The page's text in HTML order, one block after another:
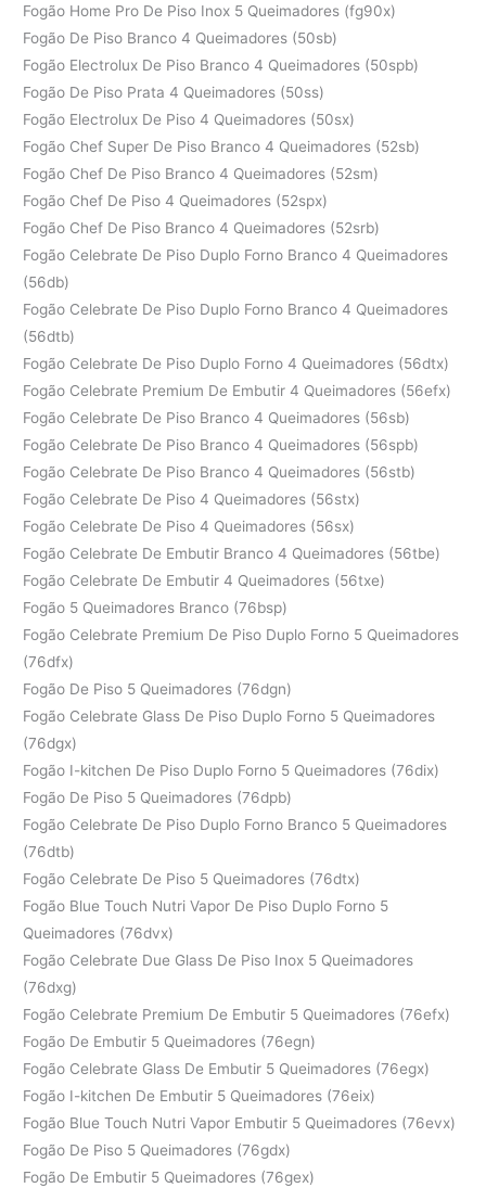
Fogão Home Pro De Piso Inox 5 Queimadores (fg90x)
Fogão De Piso Branco 4 Queimadores (50sb)
Fogão Electrolux De Piso Branco 4 Queimadores (50spb)
Fogão De Piso Prata 4 Queimadores (50ss)
Fogão Electrolux De Piso 4 Queimadores (50sx)
Fogão Chef Super De Piso Branco 4 Queimadores (52sb)
Fogão Chef De Piso Branco 4 Queimadores (52sm)
Fogão Chef De Piso 4 Queimadores (52spx)
Fogão Chef De Piso Branco 4 Queimadores (52srb)
Fogão Celebrate De Piso Duplo Forno Branco 4 Queimadores
(56db)
Fogão Celebrate De Piso Duplo Forno Branco 4 Queimadores
(56dtb)
Fogão Celebrate De Piso Duplo Forno 4 Queimadores (56dtx)
Fogão Celebrate Premium De Embutir 4 Queimadores (56efx)
Fogão Celebrate De Piso Branco 4 Queimadores (56sb)
Fogão Celebrate De Piso Branco 4 Queimadores (56spb)
Fogão Celebrate De Piso Branco 4 Queimadores (56stb)
Fogão Celebrate De Piso 4 Queimadores (56stx)
Fogão Celebrate De Piso 4 Queimadores (56sx)
Fogão Celebrate De Embutir Branco 4 Queimadores (56tbe)
Fogão Celebrate De Embutir 4 Queimadores (56txe)
Fogão 5 Queimadores Branco (76bsp)
Fogão Celebrate Premium De Piso Duplo Forno 5 Queimadores
(76dfx)
Fogão De Piso 5 Queimadores (76dgn)
Fogão Celebrate Glass De Piso Duplo Forno 5 Queimadores
(76dgx)
Fogão I-kitchen De Piso Duplo Forno 5 Queimadores (76dix)
Fogão De Piso 5 Queimadores (76dpb)
Fogão Celebrate De Piso Duplo Forno Branco 5 Queimadores
(76dtb)
Fogão Celebrate De Piso 5 Queimadores (76dtx)
Fogão Blue Touch Nutri Vapor De Piso Duplo Forno 5
Queimadores (76dvx)
Fogão Celebrate Due Glass De Piso Inox 5 Queimadores
(76dxg)
Fogão Celebrate Premium De Embutir 5 Queimadores (76efx)
Fogão De Embutir 5 Queimadores (76egn)
Fogão Celebrate Glass De Embutir 5 Queimadores (76egx)
Fogão I-kitchen De Embutir 5 Queimadores (76eix)
Fogão Blue Touch Nutri Vapor Embutir 5 Queimadores (76evx)
Fogão De Piso 5 Queimadores (76gdx)
Fogão De Embutir 5 Queimadores (76gex)